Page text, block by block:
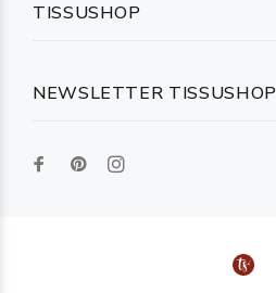
NEWSLETTER TISSUSHOP
TISSUSHOP